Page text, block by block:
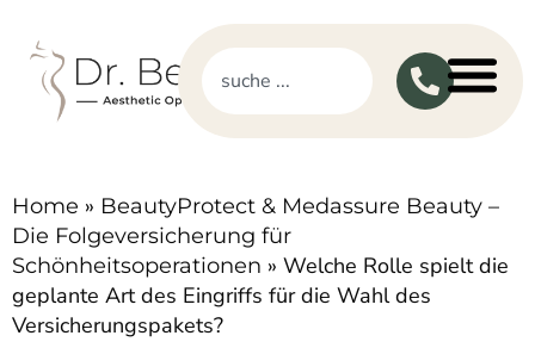
Home » BeautyProtect & Medassure Beauty –
Die Folgeversicherung für
Schönheitsoperationen » Welche Rolle spielt die
geplante Art des Eingriffs für die Wahl des
Versicherungspakets?